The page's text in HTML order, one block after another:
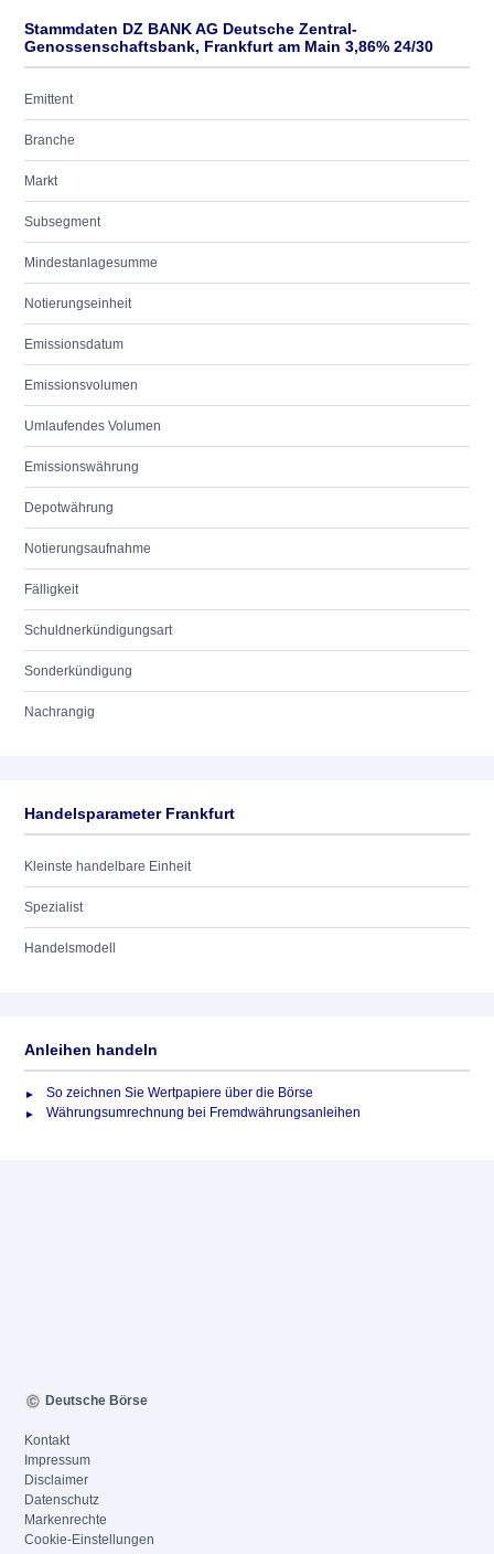
Stammdaten DZ BANK AG Deutsche Zentral-
Genossenschaftsbank, Frankfurt am Main 3,86% 24/30
Emittent
Branche
Markt
Subsegment
Mindestanlagesumme
Notierungseinheit
Emissionsdatum
Emissionsvolumen
Umlaufendes Volumen
Emissionswährung
Depotwährung
Notierungsaufnahme
Fälligkeit
Schuldnerkündigungsart
Sonderkündigung
Nachrangig
Handelsparameter Frankfurt
Kleinste handelbare Einheit
Spezialist
Handelsmodell
Anleihen handeln
So zeichnen Sie Wertpapiere über die Börse
Währungsumrechnung bei Fremdwährungsanleihen
Deutsche Börse
Kontakt
Impressum
Disclaimer
Datenschutz
Markenrechte
Cookie-Einstellungen